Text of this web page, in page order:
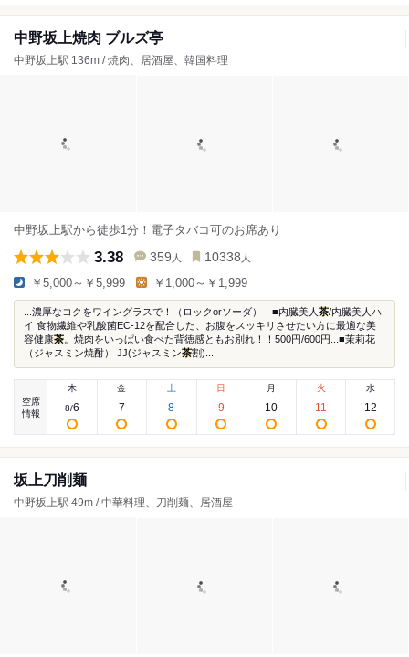
中野坂上焼肉 ブルズ亭
中野坂上駅 136m / 焼肉、居酒屋、韓国料理
中野坂上駅から徒歩1分！電子タバコ可のお席あり
3.38 359 人 10338 人
￥5,000～￥5,999 ￥1,000～￥1,999
...濃厚なコクをワイングラスで！（ロックorソーダ） ■内臓美人 茶/内臓美人ハ
イ 食物繊維や乳酸菌EC-12を配合した、お腹をスッキリさせたい方に最適な美
容健康茶 。焼肉をいっぱい食べた背徳感ともお別れ！！500円/600円...■茉莉花
（ジャスミン焼酎） JJ(ジャスミン茶割)...
空席
情報
木
8/6
金
7
土
8
日
9
月
10
火
11
水
12
坂上刀削麺
中野坂上駅 49m / 中華料理、刀削麺、居酒屋